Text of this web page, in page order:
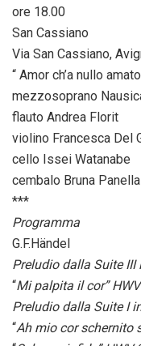
ore 18.00
San Cassiano
Via San Cassiano,
“ Amor ch’a nullo
mezzosoprano
flauto Andrea Florit
violino Francesca Del
cello Issei Watanabe
cembalo Bruna Panella
***
Programma
G.F.Händel
Preludio dalla Suite III
“Mi palpita il cor”
Preludio dalla Suite I
“Ah mio cor schernito